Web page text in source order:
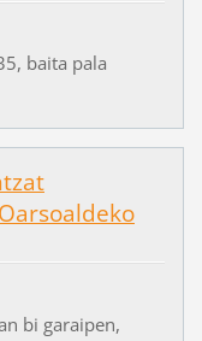
baita pala
bi garaipen,